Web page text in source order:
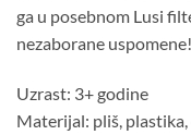
ga u posebnom Lusi
nezaborane uspomene!
Uzrast: 3+ godine
Materijal: pliš,